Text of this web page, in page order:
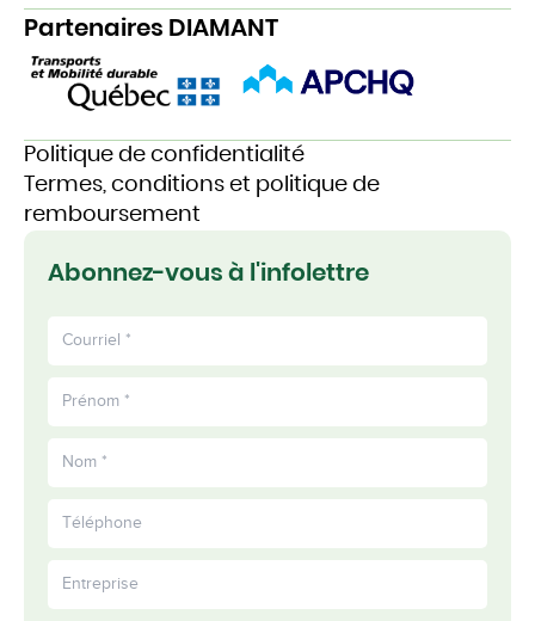
Partenaires DIAMANT
Politique de confidentialité
Termes, conditions et politique de
remboursement
Abonnez-vous à l'infolettre